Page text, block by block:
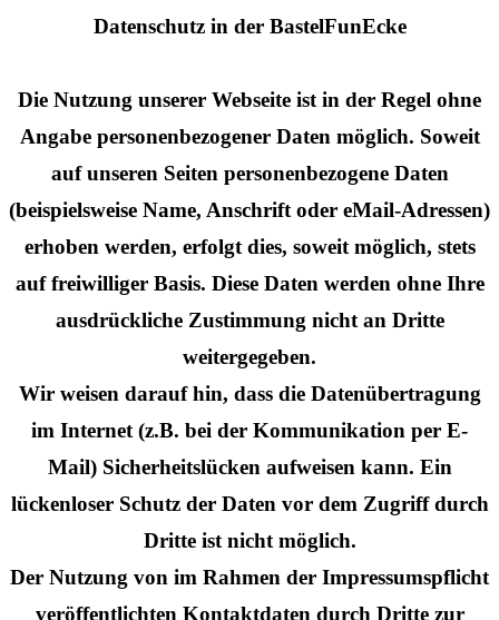
Datenschutz in der BastelFunEcke
Die Nutzung unserer Webseite ist in der Regel ohne
Angabe personenbezogener Daten möglich. Soweit
auf unseren Seiten personenbezogene Daten
(beispielsweise Name, Anschrift oder eMail-Adressen)
erhoben werden, erfolgt dies, soweit möglich, stets
auf freiwilliger Basis. Diese Daten werden ohne Ihre
ausdrückliche Zustimmung nicht an Dritte
weitergegeben.
Wir weisen darauf hin, dass die Datenübertragung
im Internet (z.B. bei der Kommunikation per E-
Mail) Sicherheitslücken aufweisen kann. Ein
lückenloser Schutz der Daten vor dem Zugriff durch
Dritte ist nicht möglich.
Der Nutzung von im Rahmen der Impressumspflicht
veröffentlichten Kontaktdaten durch Dritte zur